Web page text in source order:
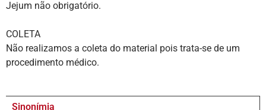
Jejum não obrigatório.
COLETA
Não realizamos a coleta do material pois trata-se de um
procedimento médico.
Sinonímia